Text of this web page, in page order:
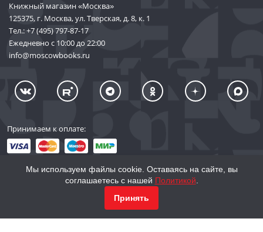
Книжный магазин «Москва»
125375, г. Москва, ул. Тверская, д. 8, к. 1
Тел.:+7 (495) 797-87-17
Ежедневно с 10:00 до 22:00
info@moscowbooks.ru
Принимаем к оплате:
© 2002–2026 «Торговый Дом Книги «МОСКВА»
Мы используем файлы cookie. Оставаясь на сайте, вы
соглашаетесь с нашей Политикой
Принять